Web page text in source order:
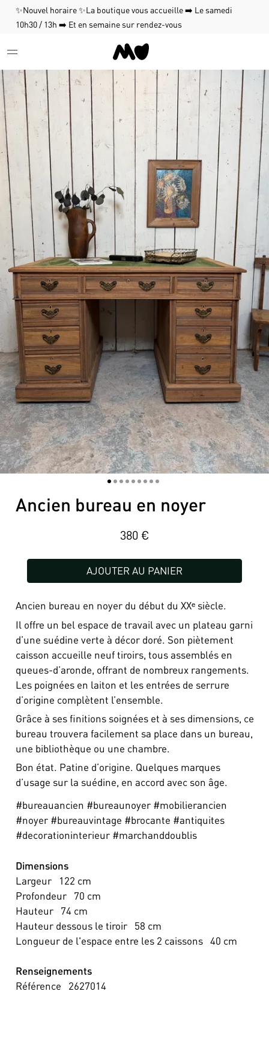
✨Nouvel horaire ✨La boutique vous accueille ➡️ Le samedi
10h30 / 13h ➡️ Et en semaine sur rendez-vous
123456789
Ancien bureau en noyer
380 €
AJOUTER AU PANIER
Ancien bureau en noyer du début du XXᵉ siècle.
Il offre un bel espace de travail avec un plateau garni
d’une suédine verte à décor doré. Son piètement
caisson accueille neuf tiroirs, tous assemblés en
queues-d’aronde, offrant de nombreux rangements.
Les poignées en laiton et les entrées de serrure
d’origine complètent l’ensemble.
Grâce à ses finitions soignées et à ses dimensions, ce
bureau trouvera facilement sa place dans un bureau,
une bibliothèque ou une chambre.
Bon état. Patine d’origine. Quelques marques
d’usage sur la suédine, en accord avec son âge.
#bureauancien #bureaunoyer #mobilierancien
#noyer #bureauvintage #brocante #antiquites
#decorationinterieur #marchanddoublis
Dimensions
Largeur
122 cm
Profondeur
70 cm
Hauteur
74 cm
Hauteur dessous le tiroir
58 cm
Longueur de l'espace entre les 2 caissons 40 cm
Renseignements
Référence
2627014